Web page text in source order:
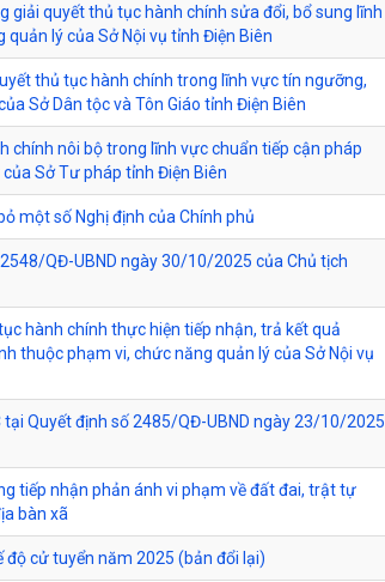
giải quyết thủ tục hành chính sửa đổi, bổ sung lĩnh
lý của Sở Nội vụ tỉnh Điện Biên
thủ tục hành chính trong lĩnh vực tín ngưỡng,
Sở Dân tộc và Tôn Giáo tỉnh Điện Biên
chính nôi bộ trong lĩnh vực chuẩn tiếp cận pháp
Sở Tư pháp tỉnh Điện Biên
một số Nghị định của Chính phủ
QĐ-UBND ngày 30/10/2025 của Chủ tịch
hành chính thực hiện tiếp nhận, trả kết quả
thuộc phạm vi, chức năng quản lý của Sở Nội vụ
tại Quyết định số 2485/QĐ-UBND ngày 23/10/2025
tiếp nhận phản ánh vi phạm về đất đai, trật tự
bàn xã
độ cử tuyển năm 2025 (bản đổi lại)